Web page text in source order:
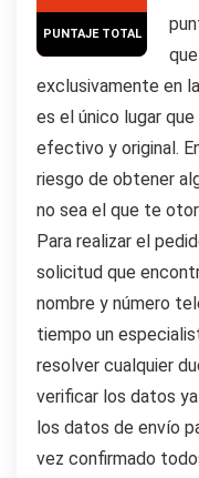
PUNTAJE TOTAL
exclusivamente en
es el único lugar
efectivo y original.
riesgo de obtener
no sea el que te
Para realizar el
solicitud que
nombre y número
tiempo un
resolver cualquier
verificar los datos
los datos de envío
vez confirmado